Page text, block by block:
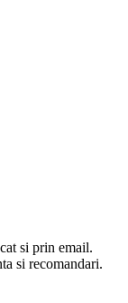
si prin email.
si recomandari.